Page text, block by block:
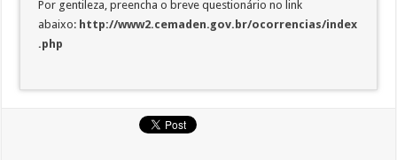
Por gentileza, preencha o breve questionário no link
abaixo: http://www2.cemaden.gov.br/ocorrencias/index
.php